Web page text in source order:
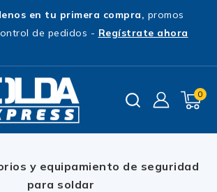
en tu primera compra, promos
de pedidos - Regístrate ahora
0
y equipamiento de seguridad
para soldar